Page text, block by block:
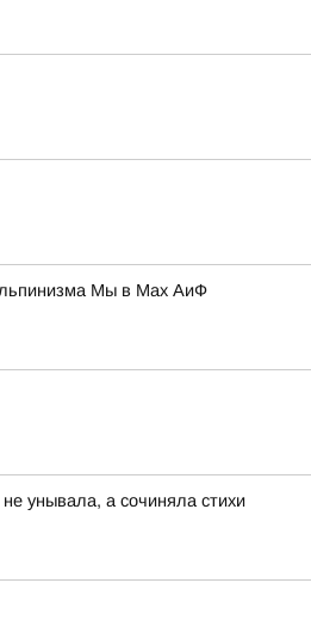
Мы в Мах АиФ
унывала, а сочиняла стихи